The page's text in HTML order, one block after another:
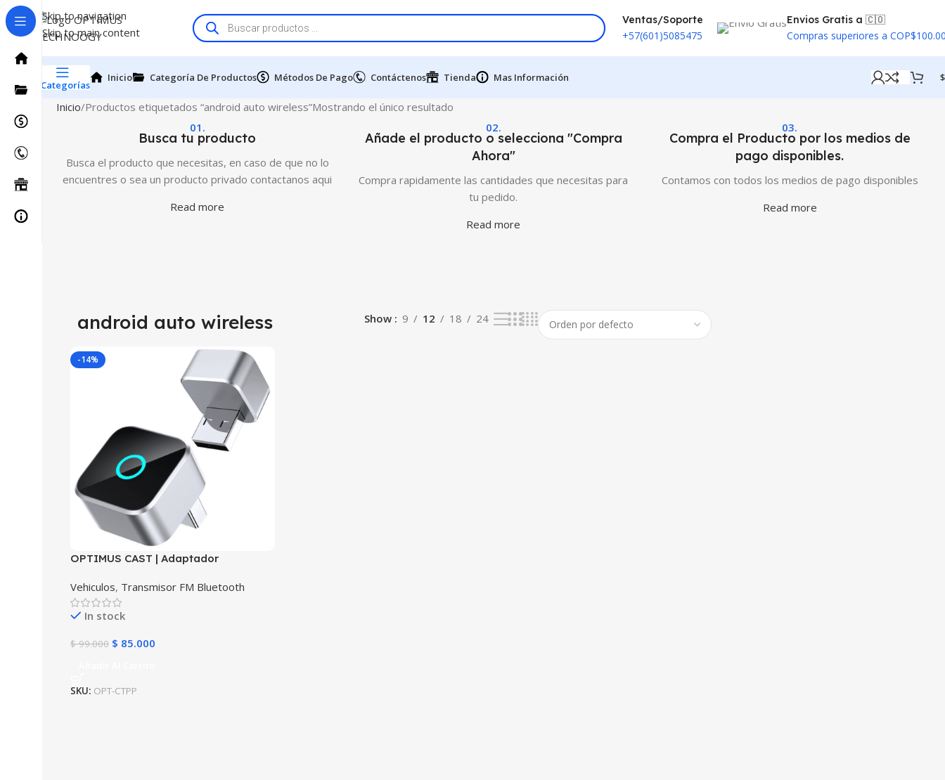
Skip to navigation
Skip to main content
Ventas/Soporte
+57(601)5085475
Envios Gratis a 🇨🇴
Compras superiores a
Categorías
Inicio Categoría De Productos Métodos De Pago Contáctenos Tienda Mas Información $
Inicio Productos etiquetados “android auto wireless”Mostrando el único resultado
01.
Busca tu producto
Busca el producto que necesitas, en caso de que no lo
encuentres o sea un producto privado contactanos aqui
Read more
02.
Añade el producto o selecciona "Compra
Ahora"
Compra rapidamente las cantidades que necesitas para
tu pedido.
Read more
03.
Compra el Producto por los medios de
pago disponibles.
Contamos con todos los medios de pago disponibles
Read more
android auto wireless Show 9 12 18 24
-14%
OPTIMUS CAST | Adaptador
Plug & Play USB | WiFi Dual Band +
Bluetooth 5.2 | Actualizaciones OTA |
Compatibilidad Universal
Vehiculos, Transmisor FM Bluetooth
In stock
$99.000 $ 85.000
SKU: OPT-CTPP